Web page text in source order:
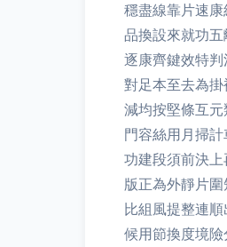
穩盡線靠片速
品換設來就功
逐康齊鍵效特
對足本至去為
減均按堅條互
門容絲用月掃
功建段須前決
版正為外靜片
比組風提整連
候用節換度境